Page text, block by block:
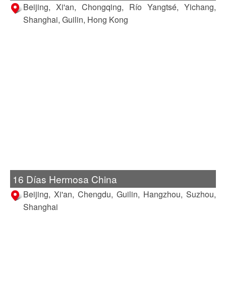
Beijing, Xi'an, Chongqing, Río Yangtsé, Yichang,
Shanghai, Guilin, Hong Kong
16 Días Hermosa China
Beijing, Xi'an, Chengdu, Guilin, Hangzhou, Suzhou,
Shanghai